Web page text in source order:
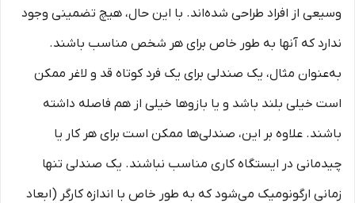
وسیعی از افراد طراحی شده‌اند. با این حال، هیچ تضمینی وجود
ندارد که آنها به طور خاص برای هر شخص مناسب باشند.
به‌عنوان مثال، یک صندلی برای یک فرد کوتاه قد و لاغر ممکن
است خیلی بلند باشد و یا بازوها خیلی از هم فاصله داشته
باشند. علاوه بر این، صندلی‌ها ممکن است برای هر کار یا
چیدمانی در ایستگاه کاری مناسب نباشند. یک صندلی تنها
زمانی ارگونومیک می‌شود که به طور خاص با اندازه کارگر (ابعاد